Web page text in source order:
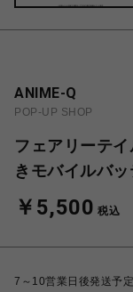
ANIME-Q
POP-UP SHOP
フェアリーテ
きモバイルバ
￥5,500 税込
7～10営業日後発送予